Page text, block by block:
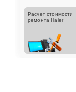
Расчет стоимости
ремонта Haier